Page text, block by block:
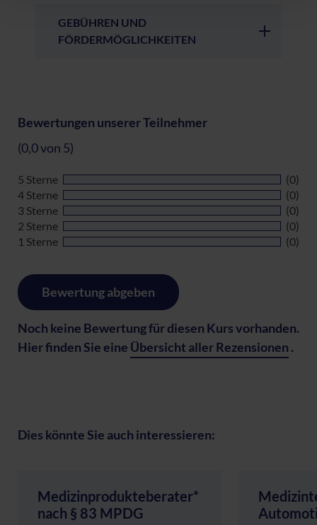
GEBÜHREN UND
FÖRDERMÖGLICHKEITEN
Bewertungen unserer Teilnehmer
(0,0 von 5)
5 Sterne
(0)
4 Sterne
(0)
3 Sterne
(0)
2 Sterne
(0)
1 Sterne
(0)
Bewertung abgeben
Noch keine Bewertung für diesen Kurs vorhanden.
Hier finden Sie eine Übersicht aller Rezensionen .
Dies könnte Sie auch interessieren:
Medizinprodukteberater*
nach § 83 MPDG